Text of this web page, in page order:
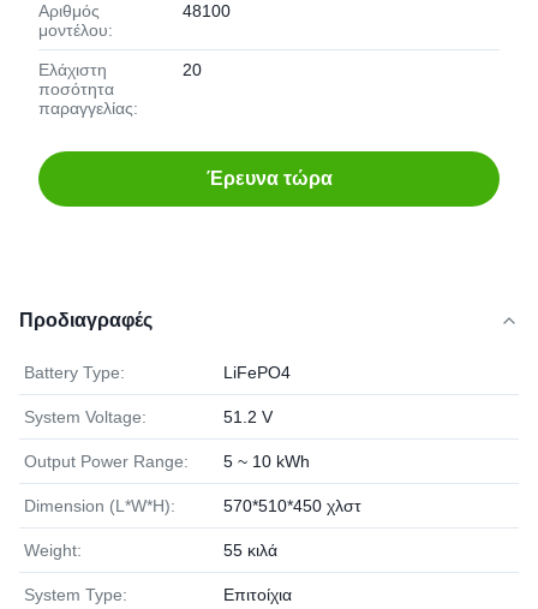
Αριθμός
μοντέλου:
48100
Ελάχιστη
ποσότητα
παραγγελίας:
20
Έρευνα τώρα
Προδιαγραφές
Battery Type: LiFePO4
System Voltage: 51.2 V
Output Power Range: 5 ~ 10 kWh
Dimension (L*W*H): 570*510*450 χλστ
Weight: 55 κιλά
System Type: Επιτοίχια